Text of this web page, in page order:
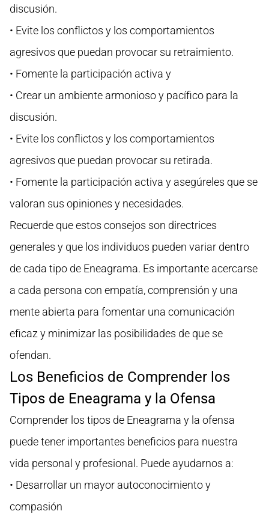
discusión.
• Evite los conflictos y los comportamientos
agresivos que puedan provocar su retraimiento.
• Fomente la participación activa y
• Crear un ambiente armonioso y pacífico para la
discusión.
• Evite los conflictos y los comportamientos
agresivos que puedan provocar su retirada.
• Fomente la participación activa y asegúreles que se
valoran sus opiniones y necesidades.
Recuerde que estos consejos son directrices
generales y que los individuos pueden variar dentro
de cada tipo de Eneagrama. Es importante acercarse
a cada persona con empatía, comprensión y una
mente abierta para fomentar una comunicación
eficaz y minimizar las posibilidades de que se
ofendan.
Los Beneficios de Comprender los
Tipos de Eneagrama y la Ofensa
Comprender los tipos de Eneagrama y la ofensa
puede tener importantes beneficios para nuestra
vida personal y profesional. Puede ayudarnos a:
• Desarrollar un mayor autoconocimiento y
compasión